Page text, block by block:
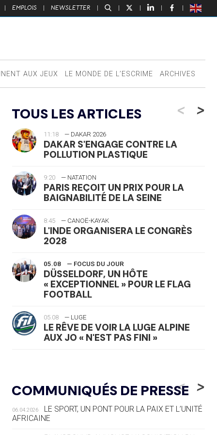
| EMPLOIS | NEWSLETTER | | | | |
AUX JEUX LE MONDE DE L’ESCRIME ARCHIVES
TOUS LES ARTICLES <
11:18 — DAKAR 2026
DAKAR S'ENGAGE CONTRE LA
POLLUTION PLASTIQUE
9:20 — NATATION
PARIS REÇOIT UN PRIX POUR LA
BAIGNABILITÉ DE LA SEINE
8:45 — CANOË-KAYAK
L'INDE ORGANISERA LE CONGRÈS
2028
05.08 — FOCUS DU JOUR
DÜSSELDORF, UN HÔTE
« EXCEPTIONNEL » POUR LE FLAG
FOOTBALL
05.08 — LUGE
LE RÊVE DE VOIR LA LUGE ALPINE
AUX JO « N'EST PAS FINI »
DES MONDIAUX À BRISBANE SUR LA
ROUTE DES JO 2032
05.08 — ALPES FRANÇAISES 2030
LE VILLAGE OLYMPIQUE DES ARAVIS
>
COMMUNIQUÉS DE PRESSE
<
06.04.2026
LE SPORT, UN PONT POUR LA PAIX ET L’UNITÉ
AFRICAINE
>